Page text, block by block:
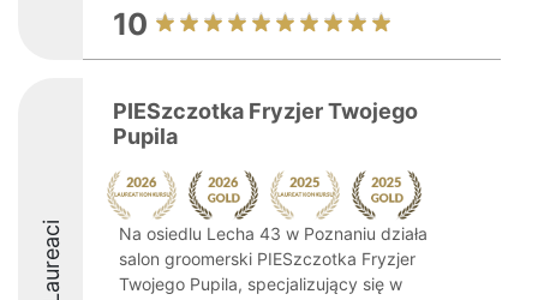
10
Laureaci
PIESzczotka Fryzjer Twojego
Pupila
Na osiedlu Lecha 43 w Poznaniu działa
salon groomerski PIESzczotka Fryzjer
Twojego Pupila, specjalizujący się w